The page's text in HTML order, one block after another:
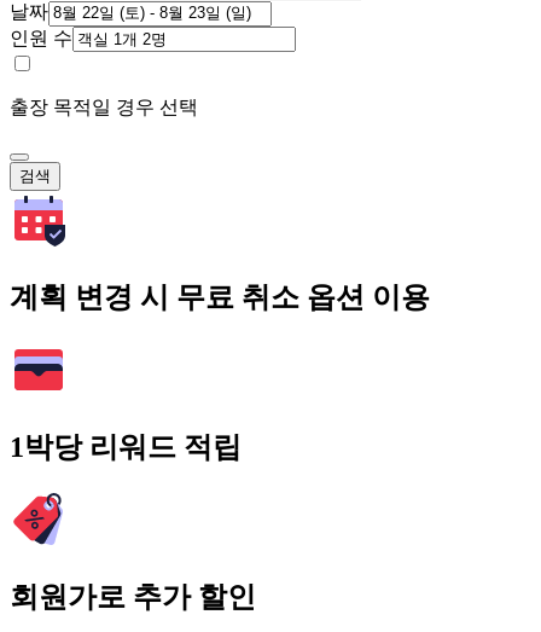
날짜
인원 수
출장 목적일 경우 선택
검색
계획 변경 시 무료 취소 옵션 이용
1박당 리워드 적립
회원가로 추가 할인